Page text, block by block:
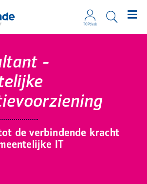
TOPdesk
-
de verbindende kracht
IT